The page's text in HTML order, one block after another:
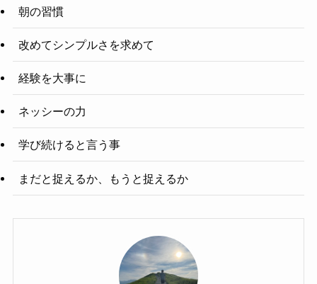
朝の習慣
改めてシンプルさを求めて
経験を大事に
ネッシーの力
学び続けると言う事
まだと捉えるか、もうと捉えるか